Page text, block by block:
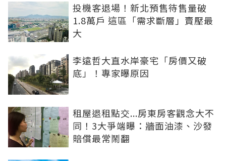
投機客退場！新北預售待售量破
1.8萬戶 這區「需求斷層」賣壓最
大
李遠哲大直水岸豪宅「房價又破
底」！專家曝原因
租屋退租點交...房東房客觀念大不
同！3大爭端曝：牆面油漆、沙發
賠償最常鬧翻